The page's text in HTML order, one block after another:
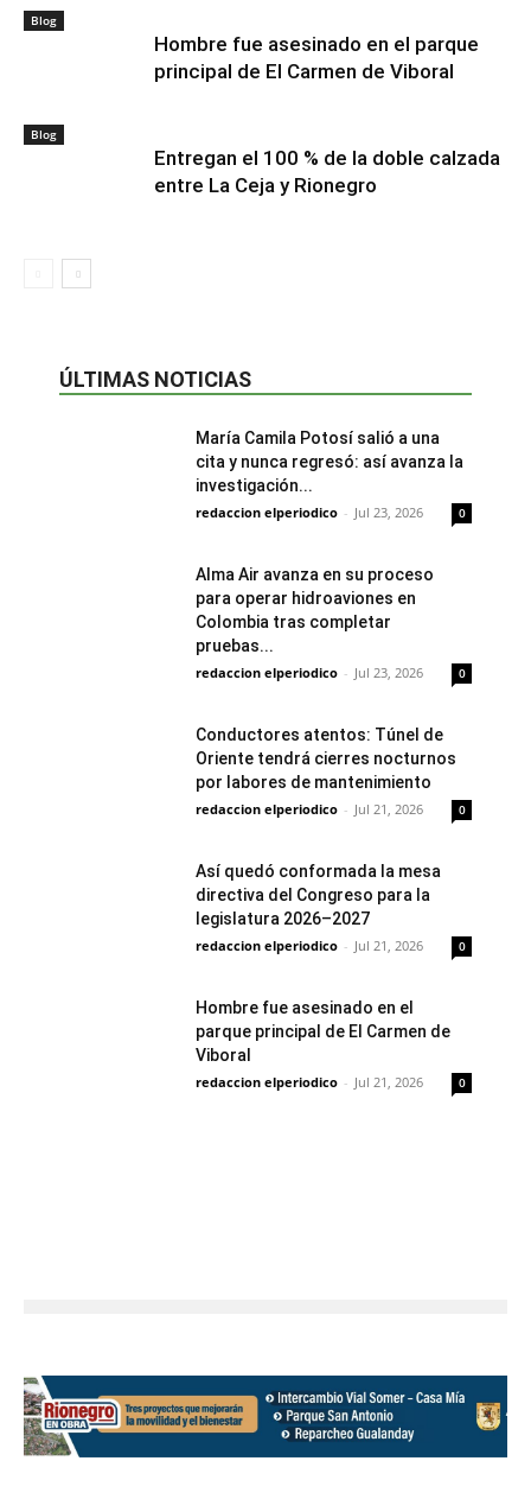
Blog
Hombre fue asesinado en el parque
principal de El Carmen de Viboral
Blog
Entregan el 100 % de la doble calzada
entre La Ceja y Rionegro
ÚLTIMAS NOTICIAS
María Camila Potosí salió a una
cita y nunca regresó: así avanza la
investigación...
redaccion elperiodico - Jul 23, 2026 0
Alma Air avanza en su proceso
para operar hidroaviones en
Colombia tras completar
pruebas...
redaccion elperiodico - Jul 23, 2026 0
Conductores atentos: Túnel de
Oriente tendrá cierres nocturnos
por labores de mantenimiento
redaccion elperiodico - Jul 21, 2026 0
Así quedó conformada la mesa
directiva del Congreso para la
legislatura 2026–2027
redaccion elperiodico - Jul 21, 2026 0
Hombre fue asesinado en el
parque principal de El Carmen de
Viboral
redaccion elperiodico - Jul 21, 2026 0